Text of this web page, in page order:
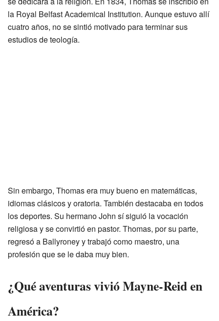
la Royal Belfast Academical Institution. Aunque estuvo allí
cuatro años, no se sintió motivado para terminar sus
estudios de teología.
Sin embargo, Thomas era muy bueno en matemáticas,
idiomas clásicos y oratoria. También destacaba en todos
los deportes. Su hermano John sí siguió la vocación
religiosa y se convirtió en pastor. Thomas, por su parte,
regresó a Ballyroney y trabajó como maestro, una
profesión que se le daba muy bien.
¿Qué aventuras vivió Mayne-Reid en
América?